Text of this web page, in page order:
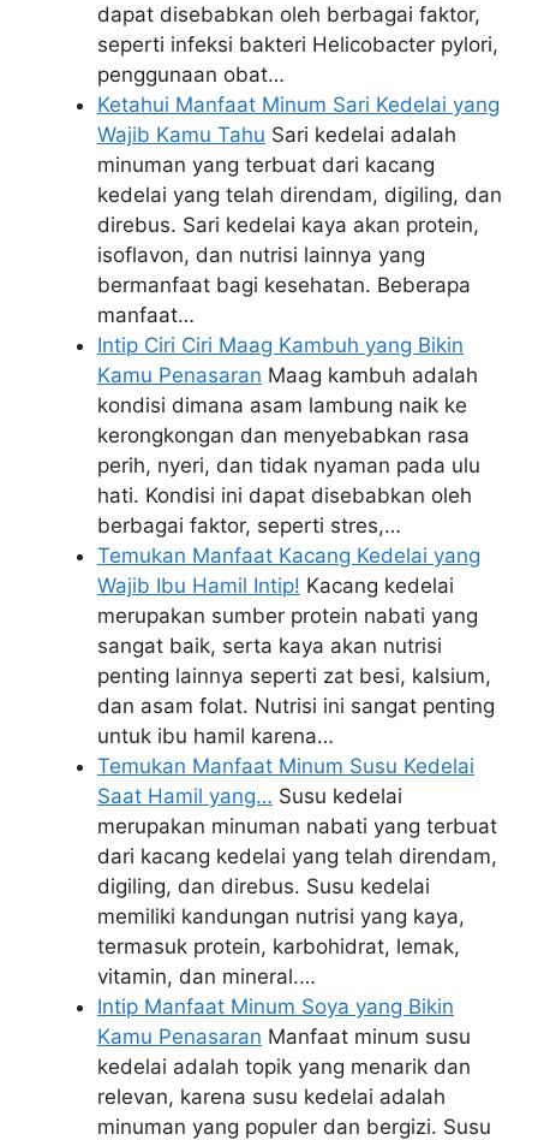
dapat disebabkan oleh berbagai faktor,
seperti infeksi bakteri Helicobacter pylori,
penggunaan obat…
Ketahui Manfaat Minum Sari Kedelai yang
Wajib Kamu Tahu Sari kedelai adalah
minuman yang terbuat dari kacang
kedelai yang telah direndam, digiling, dan
direbus. Sari kedelai kaya akan protein,
isoflavon, dan nutrisi lainnya yang
bermanfaat bagi kesehatan. Beberapa
manfaat…
Intip Ciri Ciri Maag Kambuh yang Bikin
Kamu Penasaran Maag kambuh adalah
kondisi dimana asam lambung naik ke
kerongkongan dan menyebabkan rasa
perih, nyeri, dan tidak nyaman pada ulu
hati. Kondisi ini dapat disebabkan oleh
berbagai faktor, seperti stres,…
Temukan Manfaat Kacang Kedelai yang
Wajib Ibu Hamil Intip! Kacang kedelai
merupakan sumber protein nabati yang
sangat baik, serta kaya akan nutrisi
penting lainnya seperti zat besi, kalsium,
dan asam folat. Nutrisi ini sangat penting
untuk ibu hamil karena…
Temukan Manfaat Minum Susu Kedelai
Saat Hamil yang… Susu kedelai
merupakan minuman nabati yang terbuat
dari kacang kedelai yang telah direndam,
digiling, dan direbus. Susu kedelai
memiliki kandungan nutrisi yang kaya,
termasuk protein, karbohidrat, lemak,
vitamin, dan mineral.…
Intip Manfaat Minum Soya yang Bikin
Kamu Penasaran Manfaat minum susu
kedelai adalah topik yang menarik dan
relevan, karena susu kedelai adalah
minuman yang populer dan bergizi. Susu